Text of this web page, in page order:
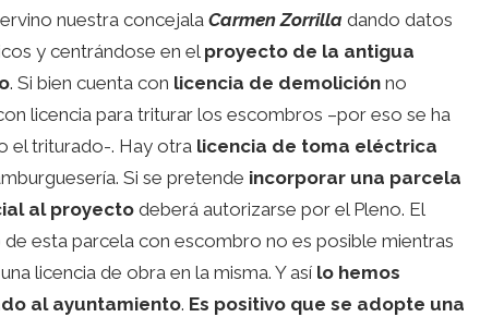
nuestra concejala Carmen Zorrilla dando datos
y centrándose en el proyecto de la antigua
. Si bien cuenta con licencia de demolición no
licencia para triturar los escombros –por eso se ha
el triturado-. Hay otra licencia de toma eléctrica
Si se pretende incorporar una parcela
al proyecto deberá autorizarse por el Pleno. El
esta parcela con escombro no es posible mientras
licencia de obra en la misma. Y así lo hemos
al ayuntamiento. Es positivo que se adopte una